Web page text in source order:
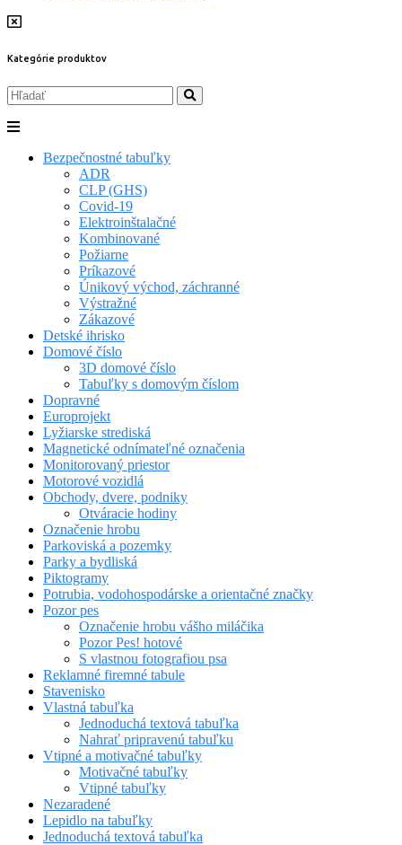
Kategórie produktov
Bezpečnostné tabuľky
ADR
CLP (GHS)
Covid-19
Elektroinštalačné
Kombinované
Požiarne
Príkazové
Únikový východ, záchranné
Výstražné
Zákazové
Detské ihrisko
Domové číslo
3D domové číslo
Tabuľky s domovým číslom
Dopravné
Europrojekt
Lyžiarske strediská
Magnetické odnímateľné označenia
Monitorovaný priestor
Motorové vozidlá
Obchody, dvere, podniky
Otváracie hodiny
Označenie hrobu
Parkoviská a pozemky
Parky a bydliská
Piktogramy
Potrubia, vodohospodárske a orientačné značky
Pozor pes
Označenie hrobu vášho miláčika
Pozor Pes! hotové
S vlastnou fotografiou psa
Reklamné firemné tabule
Stavenisko
Vlastná tabuľka
Jednoduchá textová tabuľka
Nahrať pripravenú tabuľku
Vtipné a motivačné tabuľky
Motivačné tabuľky
Vtipné tabuľky
Nezaradené
Lepidlo na tabuľky
Jednoduchá textová tabuľka